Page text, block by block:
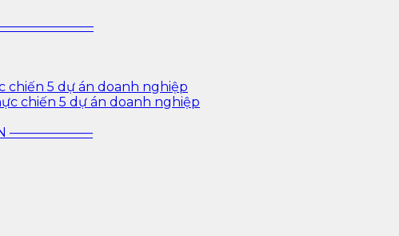
chiến 5 dự án doanh nghiệp
chiến 5 dự án doanh nghiệp
——————–